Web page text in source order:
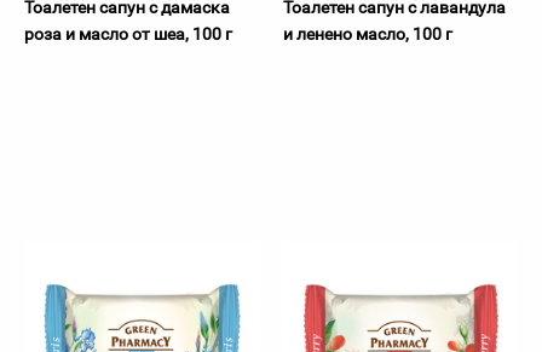
Тоалетен сапун с дамаска
роза и масло от шеа, 100 г
Тоалетен сапун с лавандула
и ленено масло, 100 г